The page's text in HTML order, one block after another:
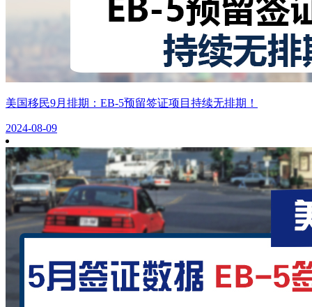
美国移民9月排期：EB-5预留签证项目持续无排期！
2024-08-09